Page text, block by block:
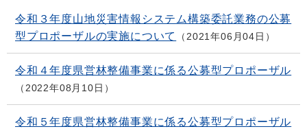
令和３年度山地災害情報システム構築委託業務の公募
型プロポーザルの実施について
2021年06月04日
令和４年度県営林整備事業に係る公募型プロポーザル
2022年08月10日
令和５年度県営林整備事業に係る公募型プロポーザル